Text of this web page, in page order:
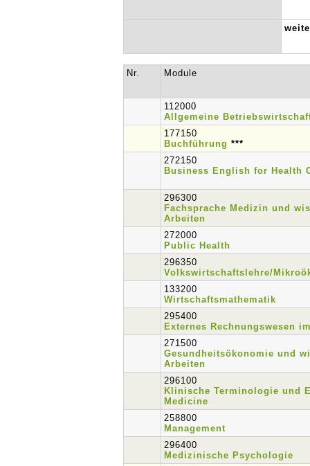
Nr. Module
112000
Allgemeine
177150
Buchführung ***
272150
Business English for Health
296300
Fachsprache Medizin und
Arbeiten
272000
Public Health
296350
Volkswirtschaftslehre/
133200
Wirtschaftsmathematik
295400
Externes Rechnungswesen
271500
Gesundheitsökonomie und
Arbeiten
296100
Klinische Terminologie und
Medicine
258800
Management
296400
Medizinische Psychologie